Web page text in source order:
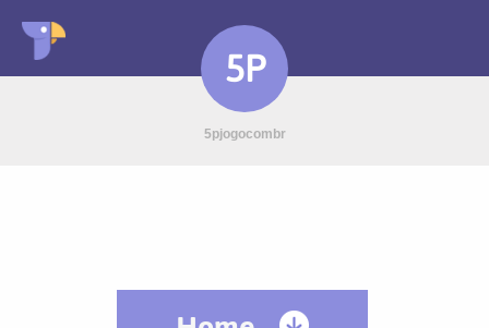
5P
5pjogocombr